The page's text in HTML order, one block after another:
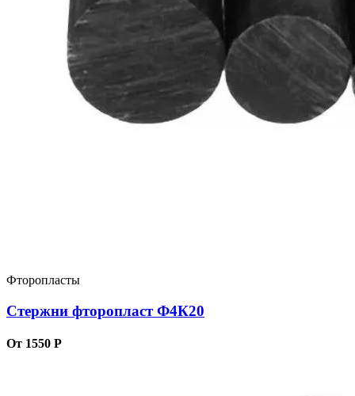
Фторопласты
Стержни фторопласт Ф4К20
От 1550 Р